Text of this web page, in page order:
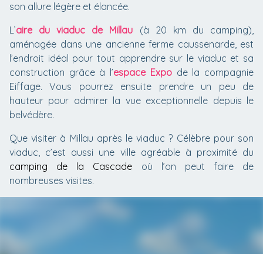
son allure légère et élancée.
L’aire du viaduc de Millau (à 20 km du camping),
aménagée dans une ancienne ferme caussenarde, est
l’endroit idéal pour tout apprendre sur le viaduc et sa
construction grâce à l’espace Expode la compagnie
Eiffage. Vous pourrez ensuite prendre un peu de
hauteur pour admirer la vue exceptionnelle depuis le
belvédère.
Que visiter à Millau après le viaduc ? Célèbre pour son
viaduc, c’est aussi une ville agréable à proximité du
camping de la Cascade où l’on peut faire de
nombreuses visites.